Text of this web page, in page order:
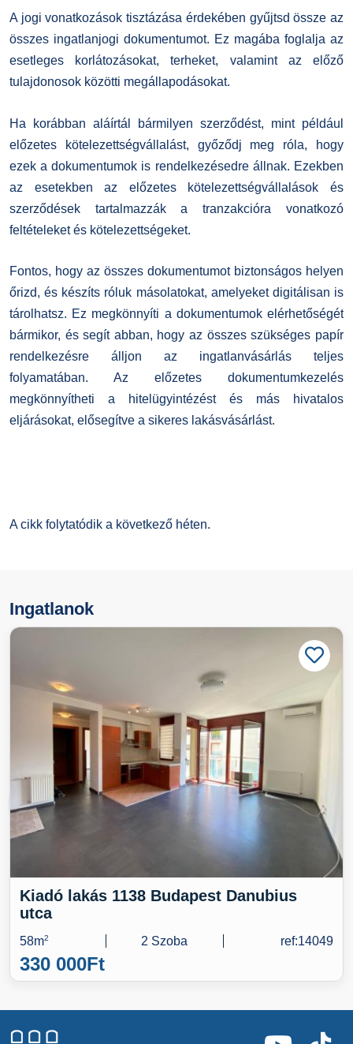
A jogi vonatkozások tisztázása érdekében gyűjtsd össze az
összes ingatlanjogi dokumentumot. Ez magába foglalja az
esetleges korlátozásokat, terheket, valamint az előző
tulajdonosok közötti megállapodásokat.
Ha korábban aláírtál bármilyen szerződést, mint például
előzetes kötelezettségvállalást, győződj meg róla, hogy
ezek a dokumentumok is rendelkezésedre állnak. Ezekben
az esetekben az előzetes kötelezettségvállalások és
szerződések tartalmazzák a tranzakcióra vonatkozó
feltételeket és kötelezettségeket.
Fontos, hogy az összes dokumentumot biztonságos helyen
őrizd, és készíts róluk másolatokat, amelyeket digitálisan is
tárolhatsz. Ez megkönnyíti a dokumentumok elérhetőségét
bármikor, és segít abban, hogy az összes szükséges papír
rendelkezésre álljon az ingatlanvásárlás teljes
folyamatában. Az előzetes dokumentumkezelés
megkönnyítheti a hitelügyintézést és más hivatalos
eljárásokat, elősegítve a sikeres lakásvásárlást.
A cikk folytatódik a következő héten.
Ingatlanok
Kiadó lakás 1138 Budapest Danubius
utca
58m2 2 Szoba ref:14049
330 000Ft